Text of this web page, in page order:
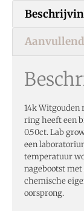
14k Witgouden
ring heeft een
0.50ct. Lab
een
temperatuur
nagebootst
chemische
oorsprong.